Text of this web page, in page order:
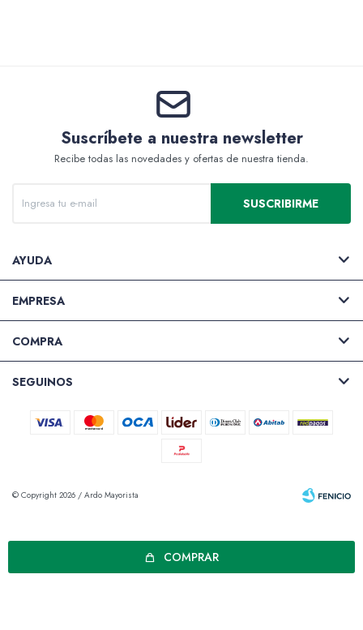
COMPRAR
Suscríbete a nuestra newsletter
Recibe todas las novedades y ofertas de nuestra tienda.
SUSCRIBIRME
AYUDA
EMPRESA
COMPRA
SEGUINOS
© Copyright 2026 / Ardo Mayorista
Packs